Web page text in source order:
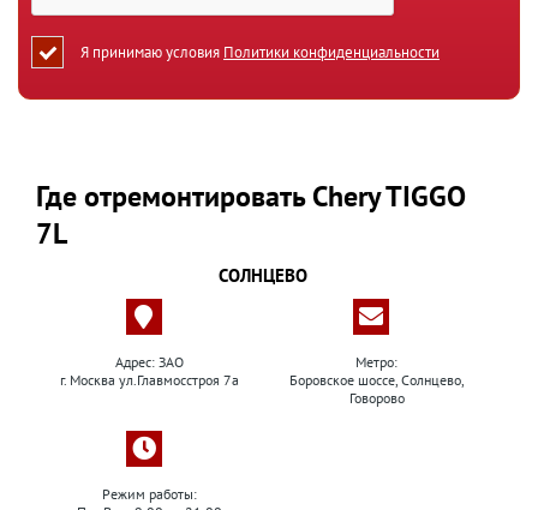
Я принимаю условия Политики конфиденциальности
Где отремонтировать Chery TIGGO
7L
СОЛНЦЕВО
Адрес: ЗАО
г. Москва ул.Главмосстроя 7а
Метро:
Боровское шоссе, Солнцево,
Говорово
Режим работы: